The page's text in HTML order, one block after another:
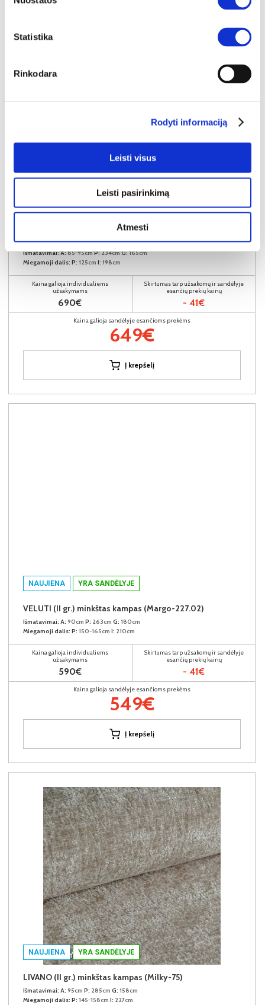
Statistika
Rinkodara
Rodyti informaciją
Leisti visus
Leisti pasirinkimą
Atmesti
NAUJIENA YRA SANDĖLYJE
EVRON (II gr.) minkštas kampas (Amari-953)
Išmatavimai:A:85-95cmP:234cmG:165cm
Miegamoji dalis: P: 125cm I: 198cm
Kaina galioja individualiems
užsakymams
690€
Skirtumas tarp užsakomų ir sandėlyje
esančių prekių kainų
- 41€
Kaina galioja sandėlyje esančioms prekėms
649€
Į krepšelį
NAUJIENA YRA SANDĖLYJE
VELUTI (II gr.) minkštas kampas (Margo-227.02)
Išmatavimai: A: 90cm P: 263cm G: 180cm
Miegamoji dalis: P: 150-165cm I: 210cm
Kaina galioja individualiems
užsakymams
590€
Skirtumas tarp užsakomų ir sandėlyje
esančių prekių kainų
- 41€
Kaina galioja sandėlyje esančioms prekėms
549€
Į krepšelį
NAUJIENA YRA SANDĖLYJE
LIVANO (II gr.) minkštas kampas (Milky-75)
Išmatavimai: A: 95cm P: 285cm G: 158cm
Miegamoji dalis: P: 145-158cm I: 227cm